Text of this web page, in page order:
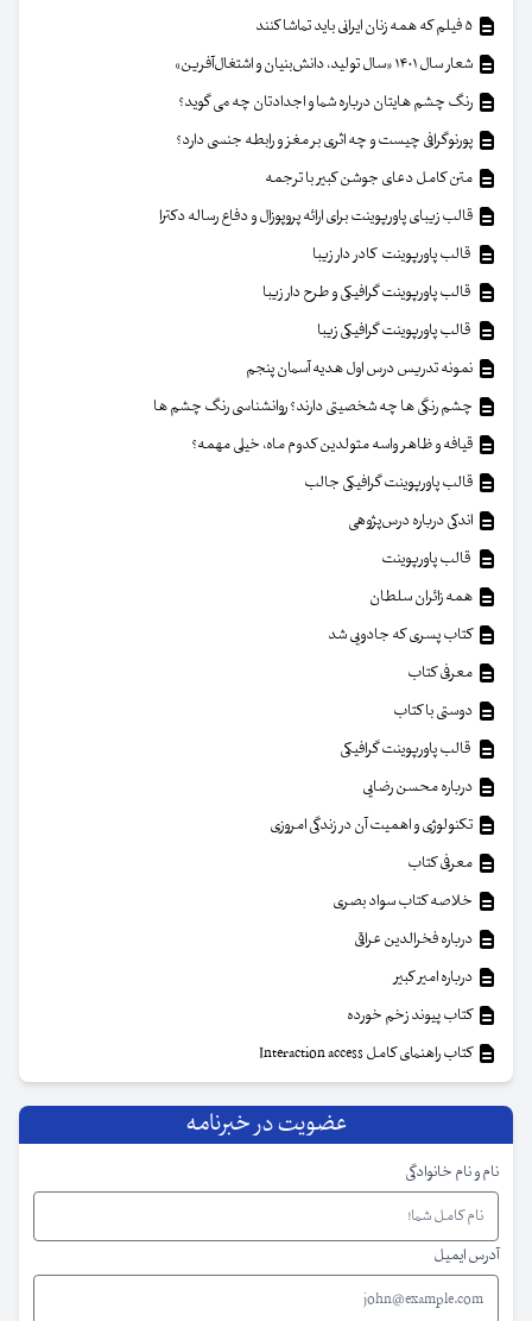
شعار سال ۱۴۰۱ «سال تولید، دانش‌بنیان و اشتغال‌آفرین»
رنگ چشم هایتان درباره شما و اجدادتان چه می گوید؟
پورنوگرافی چیست و چه اثری بر مغز و رابطه جنسی دارد؟
متن کامل دعای جوشن کبیر با ترجمه
قالب زیبای پاورپوینت برای ارائه پروپوزال و دفاع رساله دکترا
قالب پاورپوینت کادر دار زیبا
قالب پاورپوینت گرافیکی و طرح دار زیبا
قالب پاورپوینت گرافیکی زیبا
نمونه تدریس درس اول هدیه آسمان پنجم
چشم رنگی ها چه شخصیتی دارند؟ روانشناسی رنگ چشم ها
قیافه و ظاهر واسه متولدین کدوم ماه، خیلی مهمه؟
قالب پاورپوینت گرافیکی جالب
اندکی درباره درس‌پژوهی
قالب پاورپوینت
همه زائران سلطان
کتاب پسری که جادویی شد
معرفی کتاب
دوستی با کتاب
قالب پاورپوینت گرافیکی
درباره محسن رضایی
تکنولوژی و اهمیت آن در زندگی امروزی
معرفی کتاب
خلاصه کتاب سواد بصری
درباره فخرالدین عراقی
درباره امیر کبیر
کتاب پیوند زخم خورده
کتاب راهنمای کامل Interaction access
عضویت در خبرنامه
نام و نام خانوادگی
آدرس ایمیل